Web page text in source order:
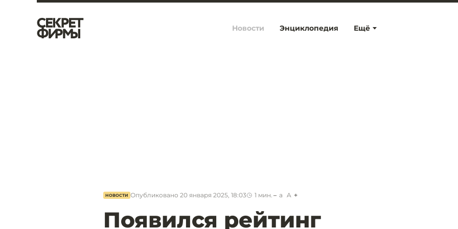
Ещё
Новости Энциклопедия
НОВОСТИ Опубликовано 20 января 2025, 18:03 1 мин. a A
Появился рейтинг